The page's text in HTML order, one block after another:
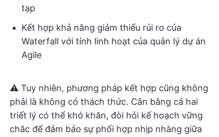
tạp
Kết hợp khả năng giảm thiểu rủi ro của
Waterfall với tính linh hoạt của quản lý dự án
Agile
⚠️ Tuy nhiên, phương pháp kết hợp cũng không
phải là không có thách thức. Cân bằng cả hai
triết lý có thể khó khăn, đòi hỏi kế hoạch vững
chắc để đảm bảo sự phối hợp nhịp nhàng giữa